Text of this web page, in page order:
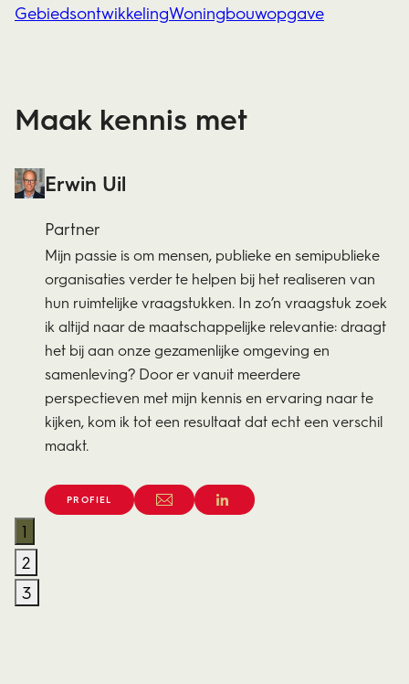
GebiedsontwikkelingWoningbouwopgave
Maak kennis met
Erwin Uil
Partner
Mijn passie is om mensen, publieke en semipublieke
organisaties verder te helpen bij het realiseren van
hun ruimtelijke vraagstukken. In zo’n vraagstuk zoek
ik altijd naar de maatschappelijke relevantie: draagt
het bij aan onze gezamenlijke omgeving en
samenleving? Door er vanuit meerdere
perspectieven met mijn kennis en ervaring naar te
kijken, kom ik tot een resultaat dat echt een verschil
maakt.
PROFIEL
1
2
3